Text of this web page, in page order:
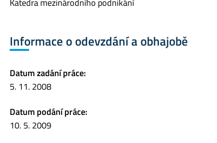
Katedra mezinárodního podnikání
Informace o odevzdání a obhajobě
Datum zadání práce:
5. 11. 2008
Datum podání práce:
10. 5. 2009